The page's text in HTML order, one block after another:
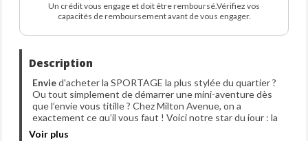
Un crédit vous engage et doit être remboursé.Vérifiez vos
capacités de remboursement avant de vous engager.
Description
Envied'acheter la SPORTAGE la plus stylée du quartier ?
Ou tout simplement de démarrer une mini-aventure dès
que l’envie vous titille ? Chez Milton Avenue, on a
exactement ce qu’il vous faut ! Voici notre star du jour : la
KIA SPORTAGE, que ce soit pour flâner en ville ou pour
Voir plus